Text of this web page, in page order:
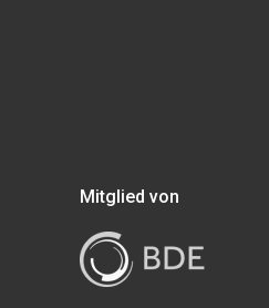
Mitglied von